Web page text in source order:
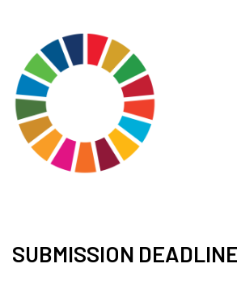
SUBMISSION DEADLINE